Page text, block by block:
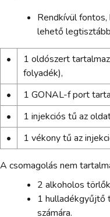
Rendkívül
lehető
•
1 oldószert
folyadék),
•
1 GONAL-f port
•
1 injekciós tű az
•
1 vékony tű az
A csomagolás nem
2 alkoholos
1 hulladékgyűjtő
számára.